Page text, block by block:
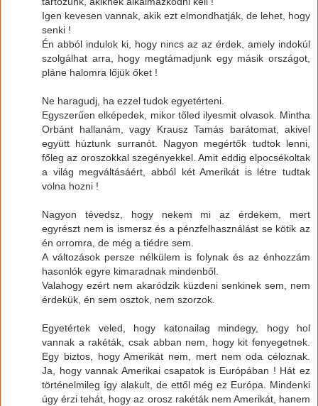
Igen kevesen vannak, akik ezt elmondhatják, de lehet, hogy
senki !
Én abból indulok ki, hogy nincs az az érdek, amely indokúl
szolgálhat arra, hogy megtámadjunk egy másik országot,
pláne halomra lőjük őket !
Ne haragudj, ha ezzel tudok egyetérteni.
Egyszerűen elképedek, mikor tőled ilyesmit olvasok. Mintha
Orbánt hallanám, vagy Krausz Tamás barátomat, akivel
együtt húztunk surranót. Nagyon megértők tudtok lenni,
főleg az oroszokkal szegényekkel. Amit eddig elpocsékoltak
a világ megváltásáért, abból két Amerikát is létre tudtak
volna hozni !
Nagyon tévedsz, hogy nekem mi az érdekem, mert
egyrészt nem is ismersz és a pénzfelhasználást se kötik az
én orromra, de még a tiédre sem.
A változások persze nélkülem is folynak és az énhozzám
hasonlók egyre kimaradnak mindenből.
Valahogy ezért nem akaródzik küzdeni senkinek sem, nem
érdekük, én sem osztok, nem szorzok.
Egyetértek veled, hogy katonailag mindegy, hogy hol
vannak a rakéták, csak abban nem, hogy kit fenyegetnek.
Egy biztos, hogy Amerikát nem, mert nem oda céloznak.
Ja, hogy vannak Amerikai csapatok is Európában ! Hát ez
történelmileg így alakult, de ettől még ez Európa. Mindenki
úgy érzi tehát, hogy az orosz rakéták nem Amerikát, hanem